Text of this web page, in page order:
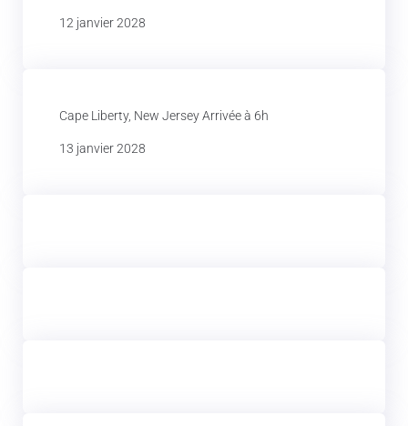
12 janvier 2028
Cape Liberty, New Jersey Arrivée à 6h
13 janvier 2028